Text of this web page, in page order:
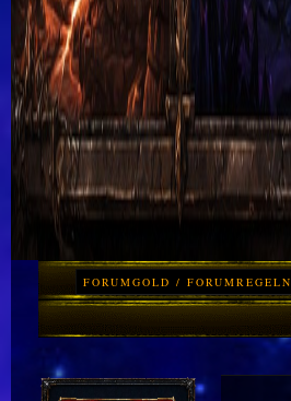
FORUMGOLD / FORUMREGELN